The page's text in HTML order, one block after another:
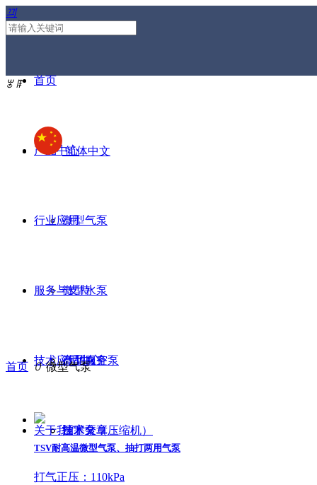
끠
首页
产品中心
微型气泵
微型水泵
微型真空泵
活塞泵（压缩机）
行业应用
服务与支持
产品服务
技术分享
技术应用中心
技术文章
关于我们
简体中文
ꂃ ꁹ
首页 ꄲ 微型气泵
TSV耐高温微型气泵、抽打两用气泵
打气正压：110kPa